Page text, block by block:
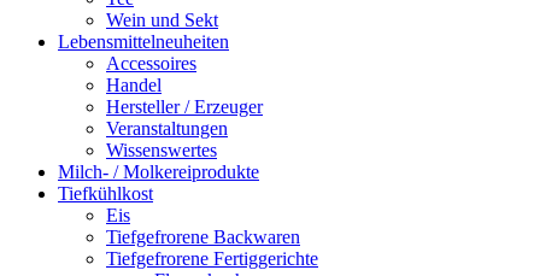
Wein und Sekt
Lebensmittelneuheiten
Accessoires
Handel
Hersteller / Erzeuger
Veranstaltungen
Wissenswertes
Milch- / Molkereiprodukte
Tiefkühlkost
Eis
Tiefgefrorene Backwaren
Tiefgefrorene Fertiggerichte